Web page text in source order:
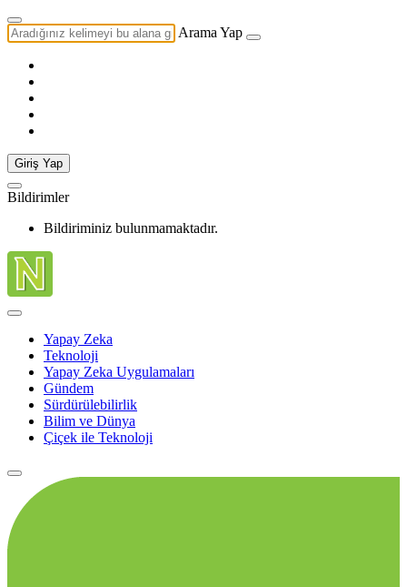
Arama Yap
Giriş Yap
Bildirimler
Bildiriminiz bulunmamaktadır.
Yapay Zeka
Teknoloji
Yapay Zeka Uygulamaları
Gündem
Sürdürülebilirlik
Bilim ve Dünya
Çiçek ile Teknoloji